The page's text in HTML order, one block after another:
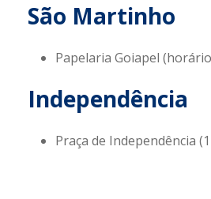
São Martinho
Papelaria Goiapel
Independência
Praça de Independência